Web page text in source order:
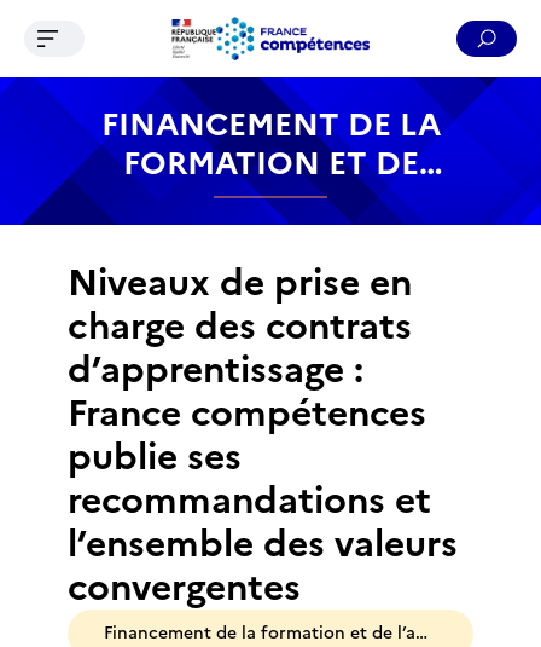
Contenu Recherche Menu Pied de page
Ouvrir le menu de navigation
FINANCEMENT DE LA
FORMATION ET DE
L’APPRENTISSAGE
Niveaux de prise en
charge des contrats
d’apprentissage :
France compétences
publie ses
recommandations et
l’ensemble des valeurs
convergentes
Financement de la formation et de l’apprentissage